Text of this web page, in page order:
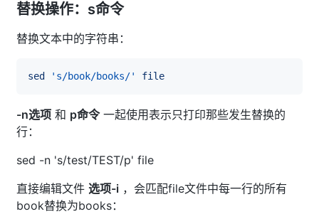
替换操作：s命令
替换文本中的字符串：
sed 's/book/books/' file
-n选项 和 p命令一起使用表示只打印那些发生替换的
行：
sed -n 's/test/TEST/p' file
直接编辑文件 选项-i ，会匹配file文件中每一行的所有
book替换为books：